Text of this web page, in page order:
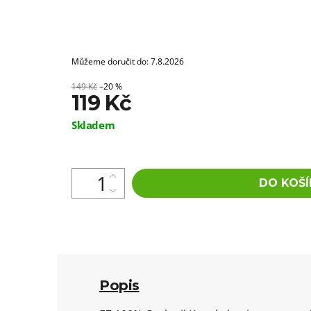
Můžeme doručit do:7.8.2026
149 Kč–20 %
119 Kč
Měrná
Skladem
DO
Popis